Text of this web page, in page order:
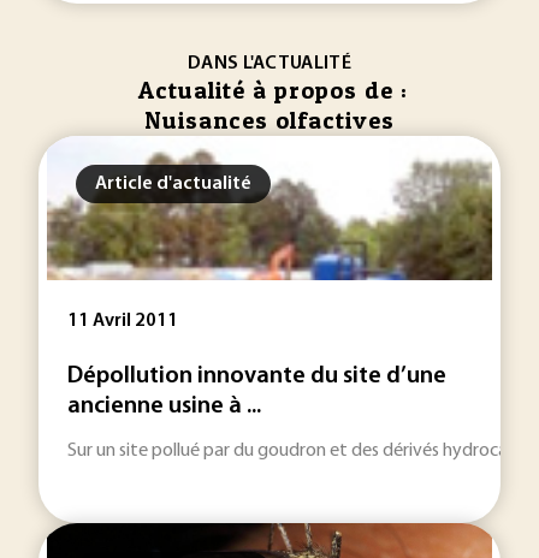
DANS L'ACTUALITÉ
Actualité à propos de :
Nuisances olfactives
Article d'actualité
11 Avril 2011
Dépollution innovante du site d’une
ancienne usine à ...
Sur un site pollué par du goudron et des dérivés